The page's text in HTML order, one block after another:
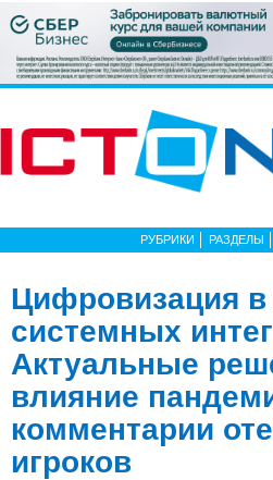
РУБРИКИ РАЗДЕЛЫ
Цифровизация в
системных
Актуальные
влияние
комментарии
игроков